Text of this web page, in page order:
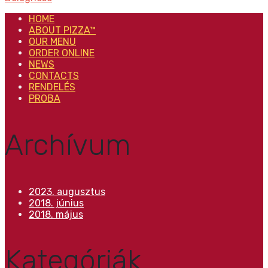
HOME
ABOUT PIZZA™
OUR MENU
ORDER ONLINE
NEWS
CONTACTS
RENDELÉS
PROBA
Archívum
2023. augusztus
2018. június
2018. május
Kategóriák